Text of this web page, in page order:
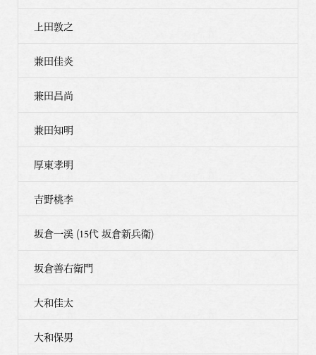
上田敦之
兼田佳炎
兼田昌尚
兼田知明
厚東孝明
吉野桃李
坂倉一渓 (15代 坂倉新兵衛)
坂倉善右衛門
大和佳太
大和保男